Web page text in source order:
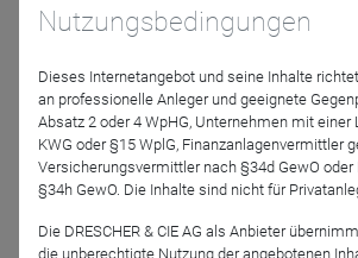
erlauben zukünftig eine rechtskonforme
Anlageberatung? Wie können die ESG-
Kunden erhoben, wie verarbeitet und
Anschluss in Produkten umgesetzt
mit Vertrieben, Juristen,
Produktanbietern machen wir die Probe
hinterfragen konkrete Beratungsstrecken
Nutzungsbedingungen
Dieses Internetangebot und seine Inhalte
an professionelle Anleger und geeignete
Absatz 2 oder 4 WpHG, Unternehmen mit einer
KWG oder §15 WplG, Finanzanlagenvermittler
Versicherungsvermittler nach §34d GewO oder
§34h GewO. Die Inhalte sind nicht für
Die DRESCHER & CIE AG als Anbieter
die unberechtigte Nutzung der angebotenen